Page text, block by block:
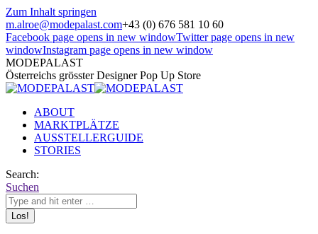
Zum Inhalt springen
m.alroe@modepalast.com+43 (0) 676 581 10 60
Facebook page opens in new windowTwitter page opens in new
windowInstagram page opens in new window
MODEPALAST
Österreichs grösster Designer Pop Up Store
ABOUT
MARKTPLÄTZE
AUSSTELLERGUIDE
STORIES
Search:
Suchen